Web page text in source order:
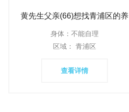
黄先生父亲(66)想找青浦区的养
身体：不能自理
区域： 青浦区
查看详情